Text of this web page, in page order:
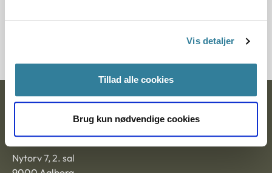
Vis detaljer
Tillad alle cookies
Brug kun nødvendige cookies
Ankestyrelsen
Nytorv 7, 2. sal